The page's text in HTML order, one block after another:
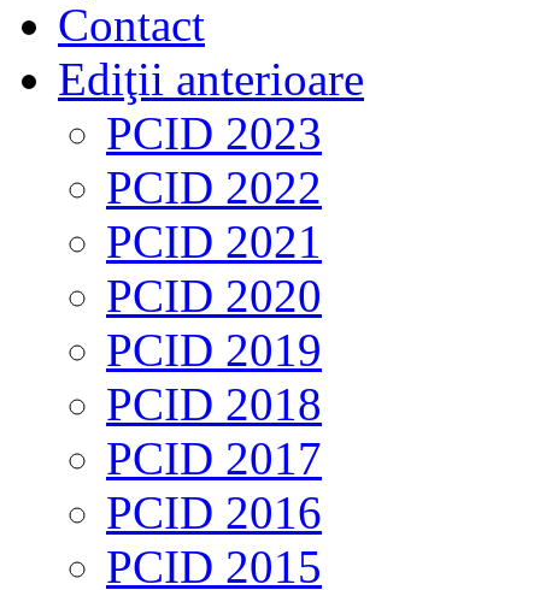
Contact
Ediţii anterioare
PCID 2023
PCID 2022
PCID 2021
PCID 2020
PCID 2019
PCID 2018
PCID 2017
PCID 2016
PCID 2015